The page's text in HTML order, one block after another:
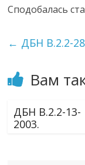
Сподобалась
← ДБН В.2.2-
Вам
ДБН В.2.2-13-
2003.